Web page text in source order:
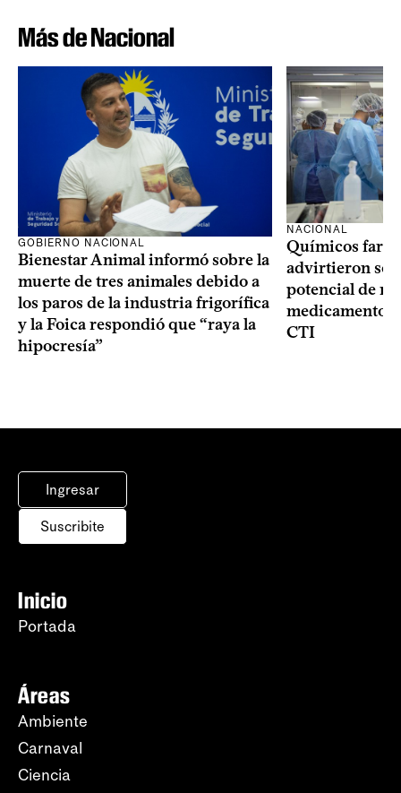
Más de Nacional
GOBIERNO NACIONAL
Bienestar Animal informó sobre la
muerte de tres animales debido a
los paros de la industria frigorífica
y la Foica respondió que “raya la
hipocresía”
NACIONAL
Químicos
advirtieron
potencial de
medicamentos
CTI
Ingresar
Suscribite
Inicio
Portada
Áreas
Ambiente
Carnaval
Ciencia